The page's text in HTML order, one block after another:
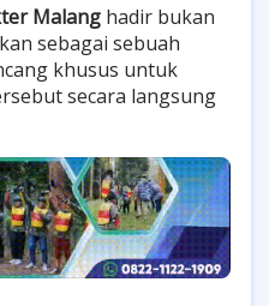
Malang hadir bukan
sebagai sebuah
khusus untuk
secara langsung